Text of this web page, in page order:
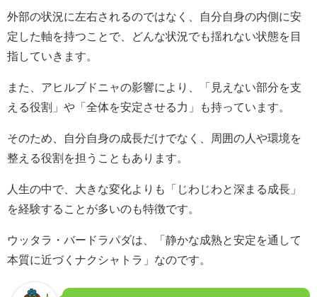
外部の状況に左右されるのではなく、自分自身の内側に安
定した軸を持つことで、どんな状況でも揺れない状態を目
指していきます。
また、アヒルブドニャの影響により、「見えない部分を支
える役割」や「全体を安定させる力」も持っています。
そのため、自分自身の成長だけでなく、周囲の人や環境を
整える役割を担うこともあります。
人生の中で、大きな変化よりも「じわじわと深まる成長」
を経験することが多いのも特徴です。
ウッタラ・バードラパダは、「静かな成熟と安定を通して
本質に近づくナクシャトラ」なのです。